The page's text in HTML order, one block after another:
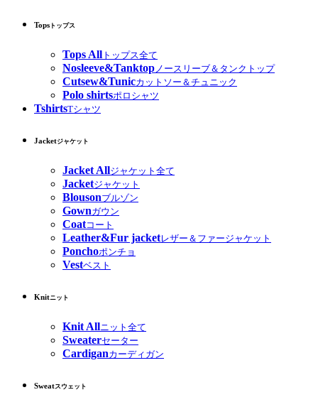
Tops トップス
Tops All トップス全て
Nosleeve&Tanktopノースリーブ＆タンクトップ
Cutsew&Tunicカットソー＆チュニック
Polo shirtsポロシャツ
TshirtsTシャツ
Jacketジャケット
Jacket Allジャケット全て
Jacketジャケット
Blousonブルゾン
Gownガウン
Coatコート
Leather&Fur jacketレザー＆ファージャケット
Ponchoポンチョ
Vestベスト
Knitニット
Knit Allニット全て
Sweaterセーター
Cardiganカーディガン
Sweatスウェット